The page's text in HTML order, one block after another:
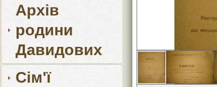
Архів
родини
Давидових
Сім'ї